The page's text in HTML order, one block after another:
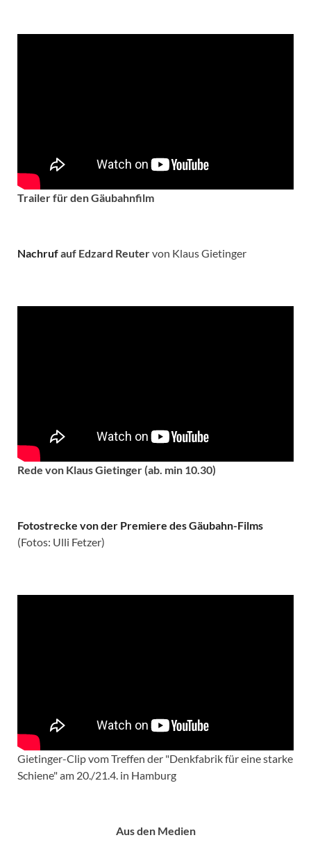
Trailer für den Gäubahnfilm
Nachrufauf Edzard Reutervon Klaus Gietinger
Rede von Klaus Gietinger (ab. min 10.30)
Fotostrecke von der Premiere des Gäubahn-Films
(Fotos: Ulli Fetzer)
Gietinger-Clip vom Treffen der "Denkfabrik für eine starke
Schiene" am 20./21.4. in Hamburg
Aus den Medien